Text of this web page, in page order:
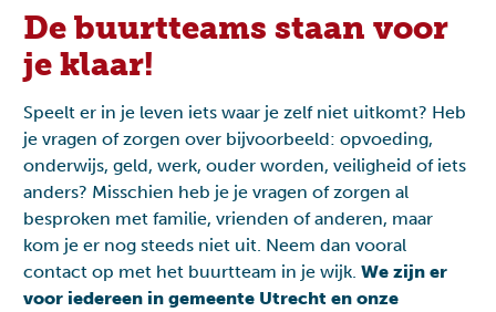
De buurtteams staan voor
je klaar!
Speelt er in je leven iets waar je zelf niet uitkomt? Heb
je vragen of zorgen over bijvoorbeeld: opvoeding,
onderwijs, geld, werk, ouder worden, veiligheid of iets
anders? Misschien heb je je vragen of zorgen al
besproken met familie, vrienden of anderen, maar
kom je er nog steeds niet uit. Neem dan vooral
contact op met het buurtteam in je wijk. We zijn er
voor iedereen in gemeente Utrecht en onze